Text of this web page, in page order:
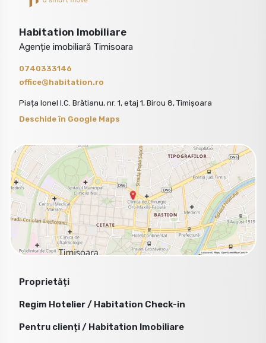
Habitation Imobiliare
Agenție imobiliară Timisoara
0740333146
office@habitation.ro
Piața Ionel I.C. Brătianu, nr. 1, etaj 1, Birou 8, Timișoara
Deschide în Google Maps
Proprietăți
Regim Hotelier / Habitation Check-in
Pentru clienți / Habitation Imobiliare